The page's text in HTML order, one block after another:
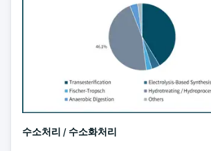
수소처리 / 수소화처리